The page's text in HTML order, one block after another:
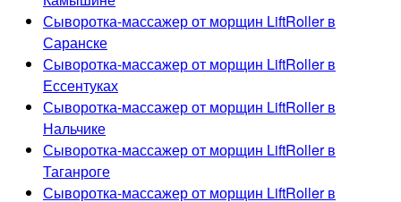
Сыворотка-массажер от морщин LiftRoller в
Саранске
Сыворотка-массажер от морщин LiftRoller в
Ессентуках
Сыворотка-массажер от морщин LiftRoller в
Нальчике
Сыворотка-массажер от морщин LiftRoller в
Таганроге
Сыворотка-массажер от морщин LiftRoller в